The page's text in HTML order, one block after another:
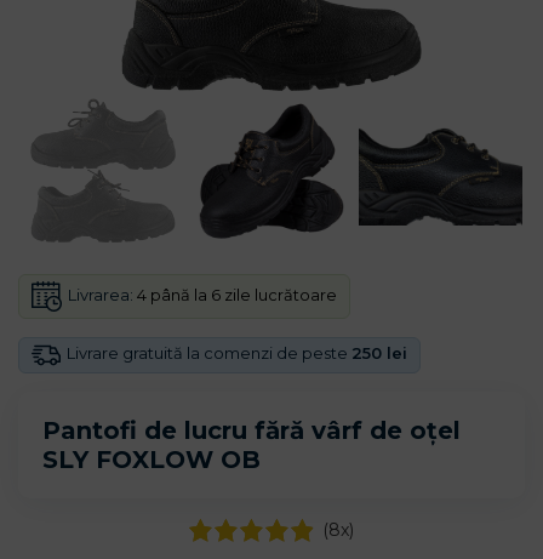
Pantofi de lucru fără vârf de oțel
SLY FOXLOW OB
Livrare gratuită la comenzi de peste 250 lei
Livrarea: 4 până la 6 zile lucrătoare
(8x)